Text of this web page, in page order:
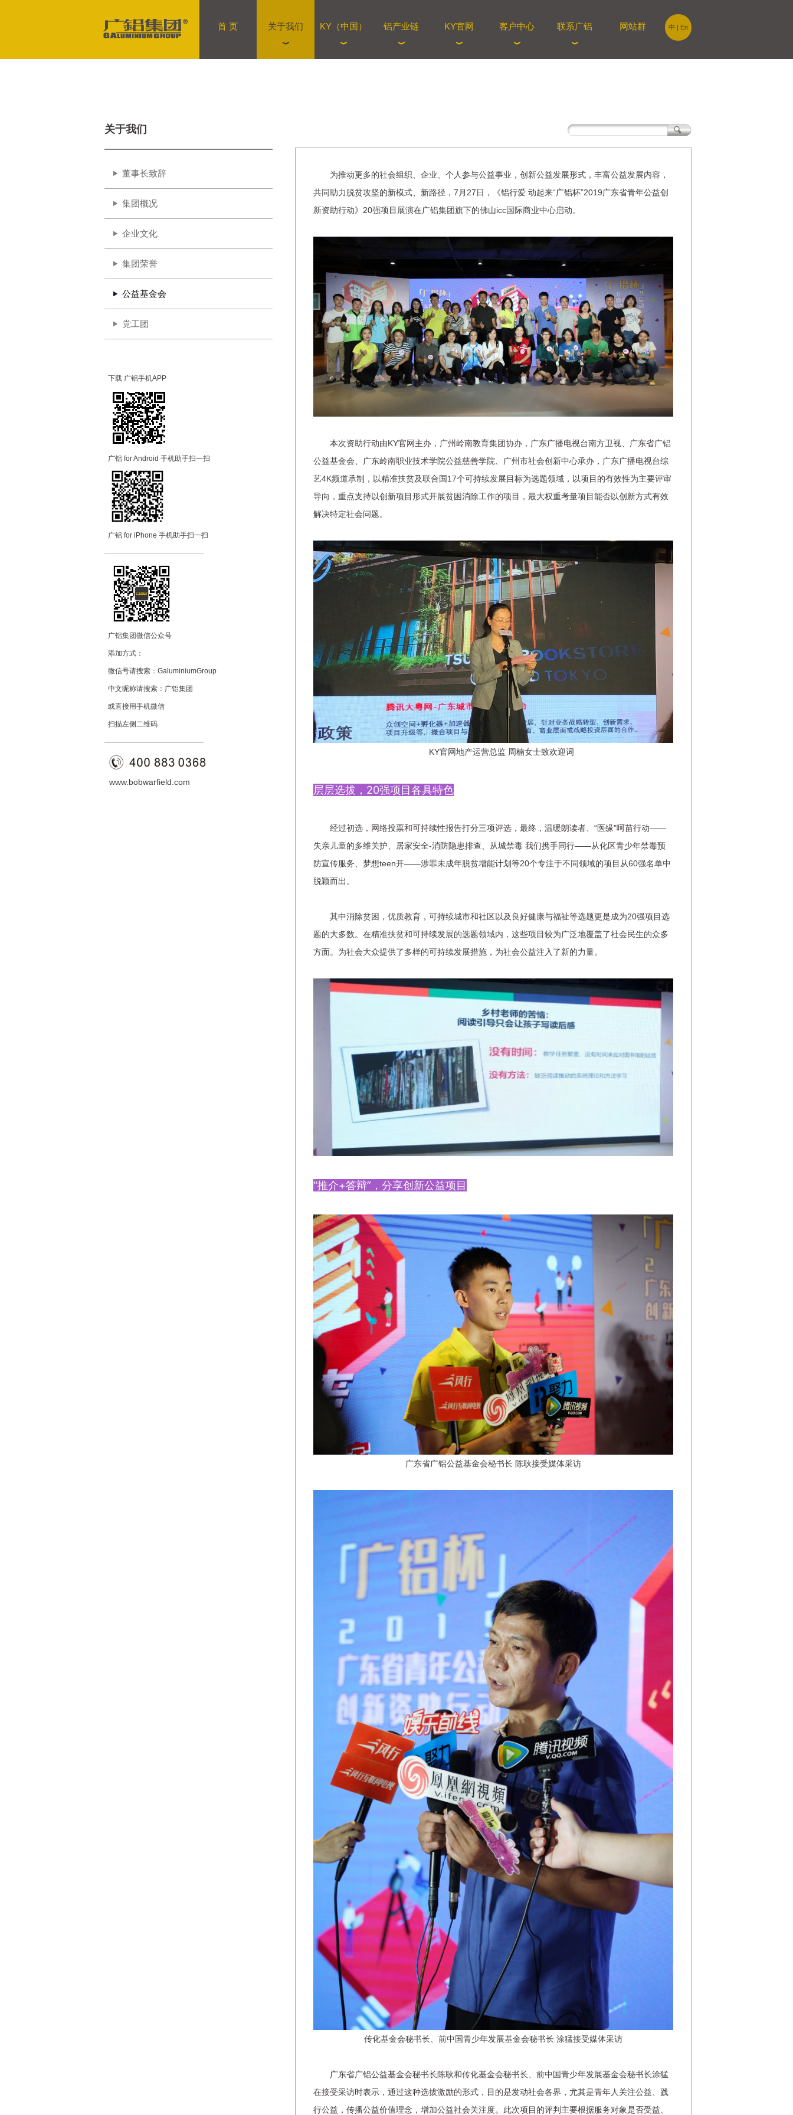
首 页 关于我们 KY（中国） 铝产业链 KY官网 客户中心 联系广铝 网站群 中 | En
关于我们
董事长致辞
集团概况
企业文化
集团荣誉
公益基金会
党工团
下载 广铝手机APP
广铝 for Android 手机助手扫一扫
广铝 for iPhone 手机助手扫一扫
————————————
广铝集团微信公众号
添加方式：
微信号请搜索：GaluminiumGroup
中文昵称请搜索：广铝集团
或直接用手机微信
扫描左侧二维码
————————————
www.bobwarfield.com
为推动更多的社会组织、企业、个人参与公益事业，创新公益发展形式，丰富公益发展内容，
共同助力脱贫攻坚的新模式、新路径，7月27日，《铝行爱 动起来“广铝杯”2019广东省青年公益创
新资助行动》20强项目展演在广铝集团旗下的佛山icc国际商业中心启动。
本次资助行动由KY官网主办，广州岭南教育集团协办，广东广播电视台南方卫视、广东省广铝
公益基金会、广东岭南职业技术学院公益慈善学院、广州市社会创新中心承办，广东广播电视台综
艺4K频道承制，以精准扶贫及联合国17个可持续发展目标为选题领域，以项目的有效性为主要评审
导向，重点支持以创新项目形式开展贫困消除工作的项目，最大权重考量项目能否以创新方式有效
解决特定社会问题。
KY官网地产运营总监 周楠女士致欢迎词
层层选拔，20强项目各具特色
经过初选，网络投票和可持续性报告打分三项评选，最终，温暖朗读者、“医缘”呵苗行动——
失亲儿童的多维关护、居家安全-消防隐患排查、从城禁毒 我们携手同行——从化区青少年禁毒预
防宣传服务、梦想teen开——涉罪未成年脱贫增能计划等20个专注于不同领域的项目从60强名单中
脱颖而出。
其中消除贫困，优质教育，可持续城市和社区以及良好健康与福祉等选题更是成为20强项目选
题的大多数。在精准扶贫和可持续发展的选题领域内，这些项目较为广泛地覆盖了社会民生的众多
方面。为社会大众提供了多样的可持续发展措施，为社会公益注入了新的力量。
“推介+答辩”，分享创新公益项目
广东省广铝公益基金会秘书长 陈耿接受媒体采访
传化基金会秘书长、前中国青少年发展基金会秘书长 涂猛接受媒体采访
广东省广铝公益基金会秘书长陈耿和传化基金会秘书长、前中国青少年发展基金会秘书长涂猛
在接受采访时表示，通过这种选拔激励的形式，目的是发动社会各界，尤其是青年人关注公益、践
行公益，传播公益价值理念，增加公益社会关注度。此次项目的评判主要根据服务对象是否受益、